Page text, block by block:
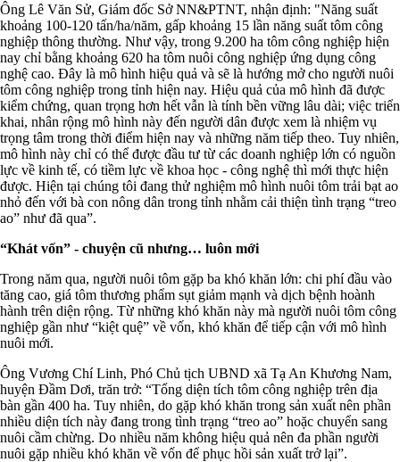
Ông Lê Văn Sử, Giám đốc Sở NN&PTNT, nhận định: "Năng suất
khoảng 100-120 tấn/ha/năm, gấp khoảng 15 lần năng suất tôm công
nghiệp thông thường. Như vậy, trong 9.200 ha tôm công nghiệp hiện
nay chỉ bằng khoảng 620 ha tôm nuôi công nghiệp ứng dụng công
nghệ cao. Đây là mô hình hiệu quả và sẽ là hướng mở cho người nuôi
tôm công nghiệp trong tỉnh hiện nay. Hiệu quả của mô hình đã được
kiểm chứng, quan trọng hơn hết vẫn là tính bền vững lâu dài; việc triển
khai, nhân rộng mô hình này đến người dân được xem là nhiệm vụ
trọng tâm trong thời điểm hiện nay và những năm tiếp theo. Tuy nhiên,
mô hình này chỉ có thể được đầu tư từ các doanh nghiệp lớn có nguồn
lực về kinh tế, có tiềm lực về khoa học - công nghệ thì mới thực hiện
được. Hiện tại chúng tôi đang thử nghiệm mô hình nuôi tôm trải bạt ao
nhỏ đến với bà con nông dân trong tỉnh nhằm cải thiện tình trạng “treo
ao” như đã qua”.
“Khát vốn” - chuyện cũ nhưng… luôn mới
Trong năm qua, người nuôi tôm gặp ba khó khăn lớn: chi phí đầu vào
tăng cao, giá tôm thương phẩm sụt giảm mạnh và dịch bệnh hoành
hành trên diện rộng. Từ những khó khăn này mà người nuôi tôm công
nghiệp gần như “kiệt quệ” về vốn, khó khăn để tiếp cận với mô hình
nuôi mới.
Ông Vương Chí Linh, Phó Chủ tịch UBND xã Tạ An Khương Nam,
huyện Đầm Dơi, trăn trở: “Tổng diện tích tôm công nghiệp trên địa
bàn gần 400 ha. Tuy nhiên, do gặp khó khăn trong sản xuất nên phần
nhiều diện tích này đang trong tình trạng “treo ao” hoặc chuyển sang
nuôi cầm chừng. Do nhiều năm không hiệu quả nên đa phần người
nuôi gặp nhiều khó khăn về vốn để phục hồi sản xuất trở lại”.